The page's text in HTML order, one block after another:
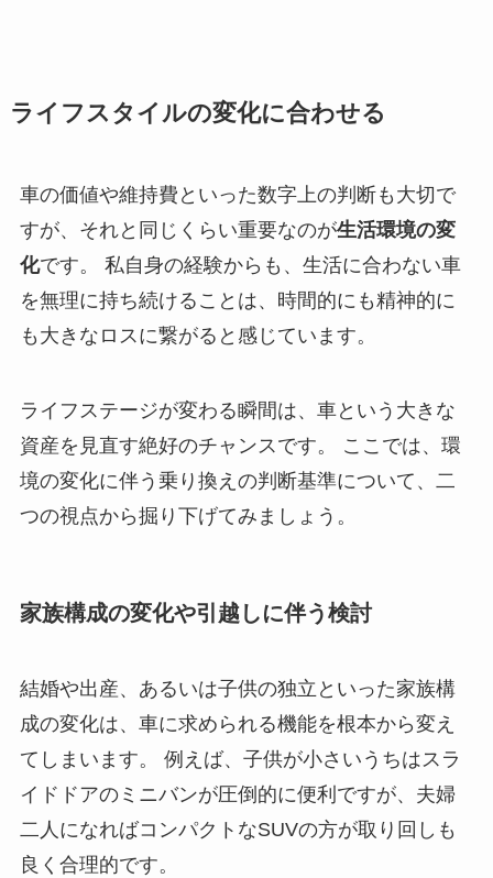
ライフスタイルの変化に合わせる
車の価値や維持費といった数字上の判断も大切で
すが、それと同じくらい重要なのが生活環境の変
化です。 私自身の経験からも、生活に合わない車
を無理に持ち続けることは、時間的にも精神的に
も大きなロスに繋がると感じています。
ライフステージが変わる瞬間は、車という大きな
資産を見直す絶好のチャンスです。 ここでは、環
境の変化に伴う乗り換えの判断基準について、二
つの視点から掘り下げてみましょう。
家族構成の変化や引越しに伴う検討
結婚や出産、あるいは子供の独立といった家族構
成の変化は、車に求められる機能を根本から変え
てしまいます。 例えば、子供が小さいうちはスラ
イドドアのミニバンが圧倒的に便利ですが、夫婦
二人になればコンパクトなSUVの方が取り回しも
良く合理的です。